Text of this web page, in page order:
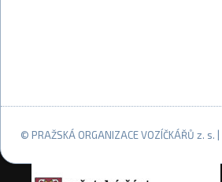
© PRAŽSKÁ ORGANIZACE VOZÍČKÁŘŮ z. s. |